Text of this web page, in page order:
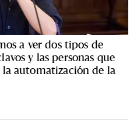
a ver dos tipos de
y las personas que
automatización de la